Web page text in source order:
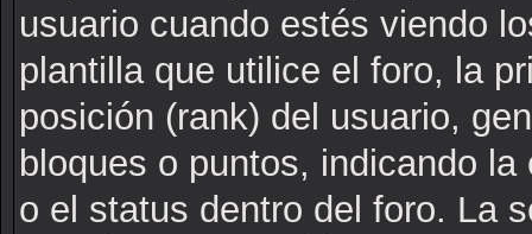
usuario cuando estés viendo
plantilla que utilice el foro, la
posición (rank) del usuario,
bloques o puntos, indicando
o el status dentro del foro. La